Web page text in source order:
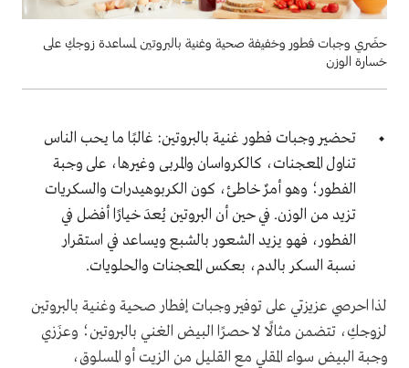
حضَري وجبات فطور وخفيفة صحية وغنية بالبروتين لمساعدة زوجكِ على
خسارة الوزن
تحضير وجبات فطور غنية بالبروتين: غالبًا ما يحب الناس
تناول المعجنات، كالكرواسان والمربى وغيرها، على وجبة
الفطور؛ وهو أمرٌ خاطئ، كون الكربوهيدرات والسكريات
تزيد من الوزن. في حين أن البروتين يُعدَ خيارًا أفضل في
الفطور، فهو يزيد الشعور بالشبع ويساعد في استقرار
نسبة السكر بالدم، بعكس المعجنات والحلويات.
لذا احرصي عزيزتي على توفير وجبات إفطار صحية وغنية بالبروتين
لزوجكِ، تتضمن مثالًا لا حصرًا البيض الغني بالبروتين؛ وعزَزي
وجبة البيض سواء المقلي مع القليل من الزيت أو المسلوق،